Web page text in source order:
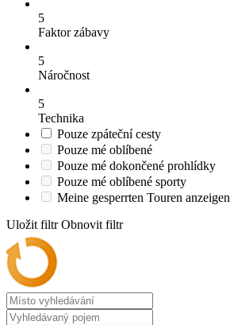
5
Faktor zábavy
5
Náročnost
5
Technika
Pouze zpáteční cesty
Pouze mé oblíbené
Pouze mé dokončené prohlídky
Pouze mé oblíbené sporty
Meine gesperrten Touren anzeigen
Uložit filtr Obnovit filtr